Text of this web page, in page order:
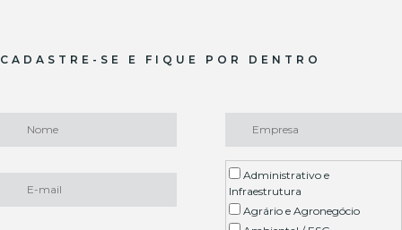
CADASTRE-SE E FIQUE POR DENTRO
Administrativo e
Infraestrutura
Agrário e Agronegócio